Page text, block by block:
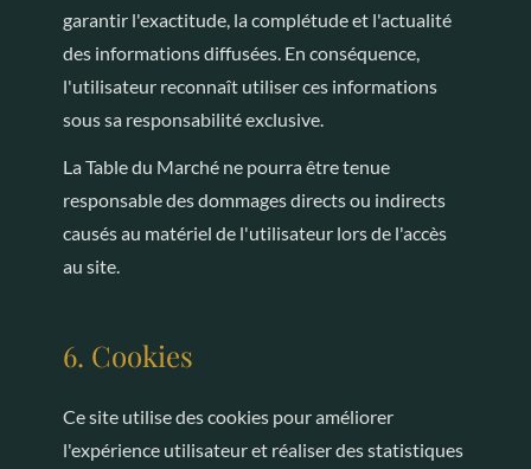
garantir l'exactitude, la complétude et l'actualité
des informations diffusées. En conséquence,
l'utilisateur reconnaît utiliser ces informations
sous sa responsabilité exclusive.
La Table du Marché ne pourra être tenue
responsable des dommages directs ou indirects
causés au matériel de l'utilisateur lors de l'accès
au site.
6. Cookies
Ce site utilise des cookies pour améliorer
l'expérience utilisateur et réaliser des statistiques